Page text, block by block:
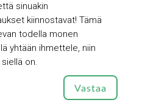
sinuakin
kiinnostavat! Tämä
todella monen
yhtään ihmettele, niin
on.
Vastaa